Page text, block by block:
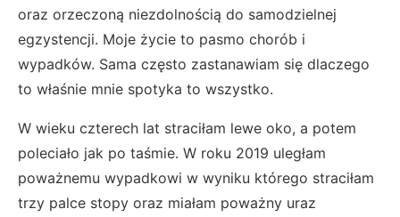
oraz orzeczoną niezdolnością do samodzielnej
egzystencji. Moje życie to pasmo chorób i
wypadków. Sama często zastanawiam się dlaczego
to właśnie mnie spotyka to wszystko.
W wieku czterech lat straciłam lewe oko, a potem
poleciało jak po taśmie. W roku 2019 uległam
poważnemu wypadkowi w wyniku którego straciłam
trzy palce stopy oraz miałam poważny uraz